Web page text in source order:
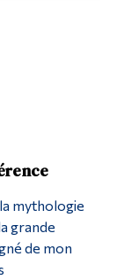
mythologie
grande
de mon